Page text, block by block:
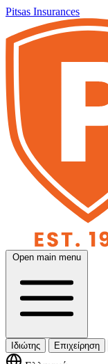
Pitsas Insurances
Open main menu
Ιδιώτης Επιχείρηση